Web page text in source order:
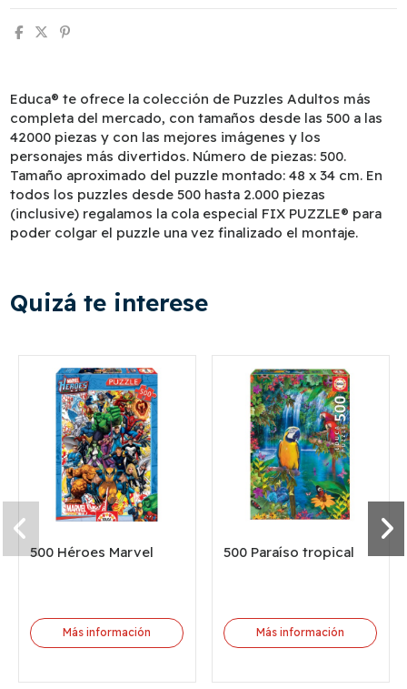
Educa® te ofrece la colección de Puzzles Adultos más
completa del mercado, con tamaños desde las 500 a las
42000 piezas y con las mejores imágenes y los
personajes más divertidos. Número de piezas: 500.
Tamaño aproximado del puzzle montado: 48 x 34 cm. En
todos los puzzles desde 500 hasta 2.000 piezas
(inclusive) regalamos la cola especial FIX PUZZLE® para
poder colgar el puzzle una vez finalizado el montaje.
Quizá te interese
500 Héroes Marvel
Más información
500 Paraíso tropical
Más información